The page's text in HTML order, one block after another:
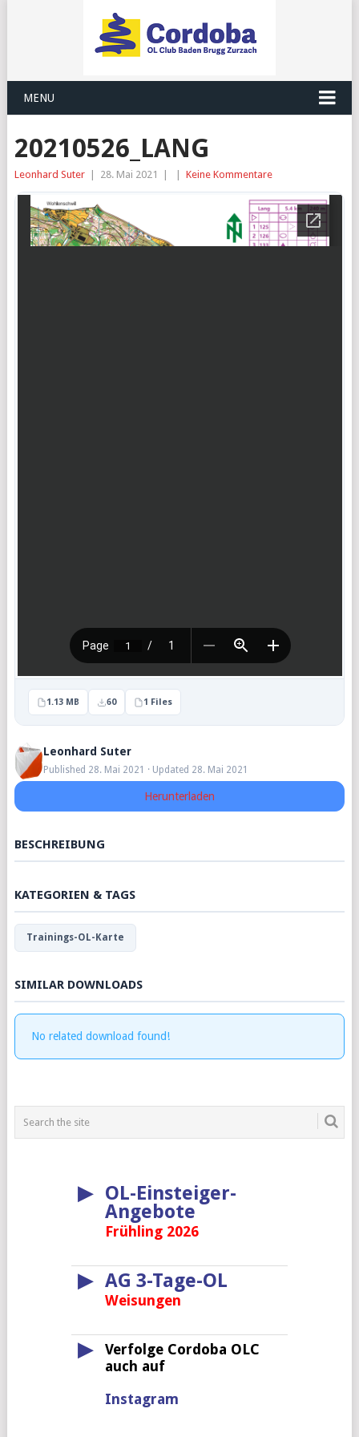
MENU
20210526_LANG
Leonhard Suter 28. Mai 2021 Keine Kommentare
1.13 MB 60 1 Files
Leonhard Suter
Published 28. Mai 2021 · Updated 28. Mai 2021
Herunterladen
BESCHREIBUNG
KATEGORIEN & TAGS
Trainings-OL-Karte
SIMILAR DOWNLOADS
No related download found!
▶
OL-Einsteiger-
Angebote
Frühling 2026
▶ AG 3-Tage-OL
Weisungen
▶
Verfolge Cordoba OLC
auch auf
Instagram